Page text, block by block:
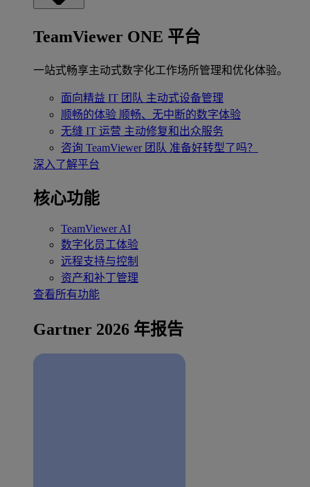
TeamViewer ONE 平台
一站式畅享主动式数字化工作场所管理和优化体验。
面向精益 IT 团队 主动式设备管理
顺畅的体验 顺畅、无中断的数字体验
无缝 IT 运营 主动修复和出众服务
咨询 TeamViewer 团队 准备好转型了吗？
深入了解平台
核心功能
TeamViewer AI
数字化员工体验
远程支持与控制
资产和补丁管理
查看所有功能
Gartner 2026 年报告